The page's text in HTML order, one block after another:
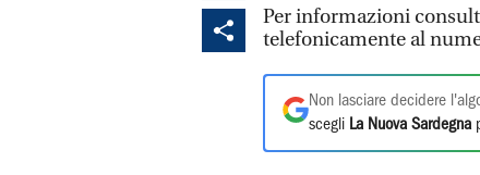
Per informazioni
telefonicamente al
Non lasciare decidere
scegli La Nuova Sardegna